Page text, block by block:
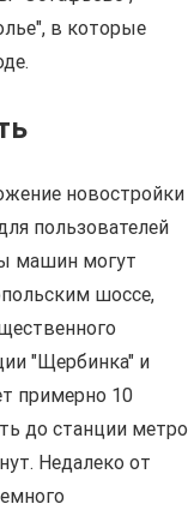
в которые
новостройки
пользователей
машин могут
шоссе,
"Щербинка" и
примерно 10
до станции метро
Недалеко от